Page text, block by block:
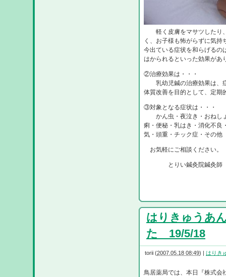
軽く皮膚をマサツしたり、
く、お子様も怖がらずに気
今出ている症状を和らげるの
はかられるといった効果があ
②治療効果は・・・
乳幼児鍼の治療効果は、症
体質改善を目的として、定期
③対象となる症状は・・・
かん虫・夜泣き・おねしょ
痢・便秘・乳はき・消化不良
気・頭重・チック症・その他
お気軽にご相談ください。
とりい鍼灸院鍼灸師
はりきゅうあ
た 19/5/18
torii (2007.05.18 08:49) | はりき
鳥居薬局では、本日『株式会